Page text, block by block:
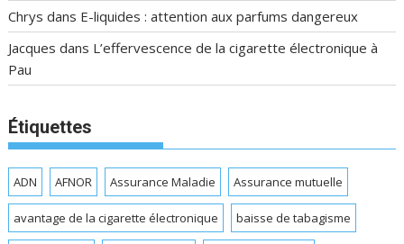
Chrys dans E-liquides : attention aux parfums dangereux
Jacques dans L’effervescence de la cigarette électronique à
Pau
Étiquettes
ADN AFNOR Assurance Maladie Assurance mutuelle
avantage de la cigarette électronique baisse de tabagisme